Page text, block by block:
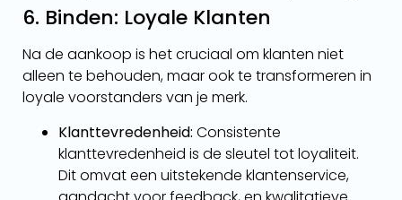
6. Binden: Loyale Klanten
Na de aankoop is het cruciaal om klanten niet
alleen te behouden, maar ook te transformeren in
loyale voorstanders van je merk.
Klanttevredenheid: Consistente
klanttevredenheid is de sleutel tot loyaliteit.
Dit omvat een uitstekende klantenservice,